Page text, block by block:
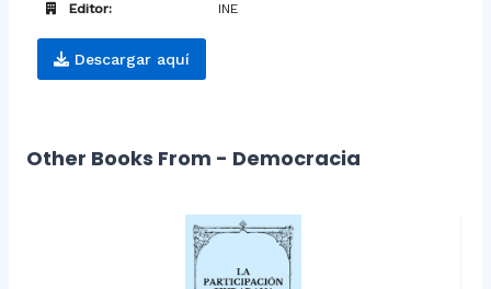
Editor: INE
Descargar aquí
Other Books From - Democracia